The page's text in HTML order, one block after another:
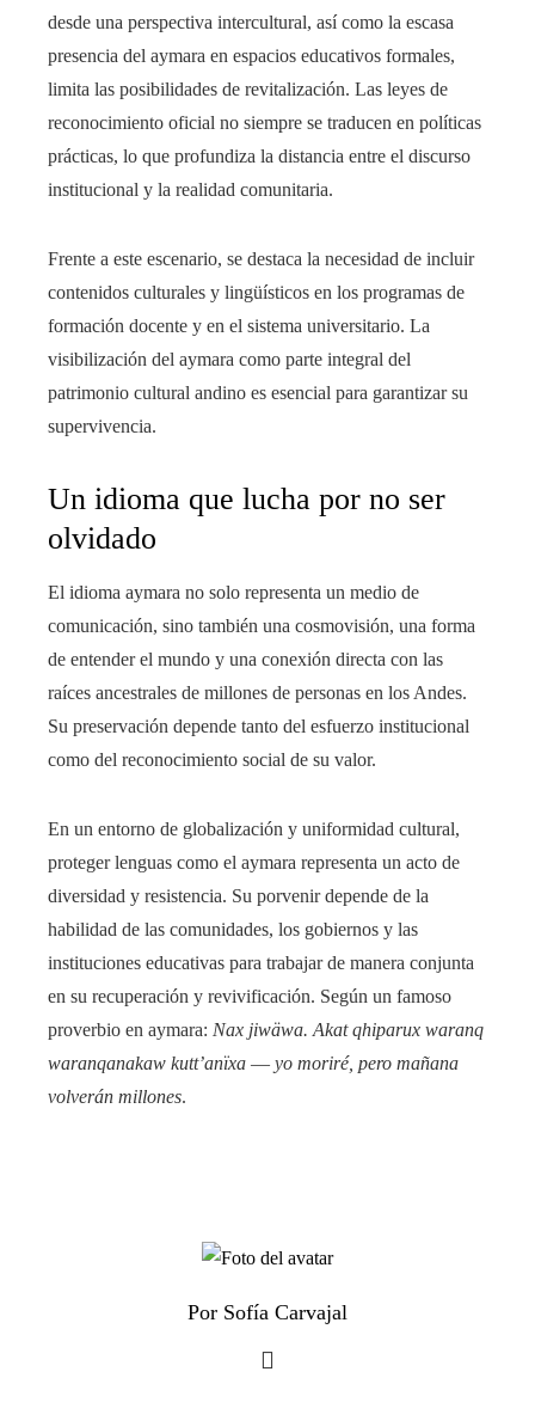
desde una perspectiva intercultural, así como la escasa
presencia del aymara en espacios educativos formales,
limita las posibilidades de revitalización. Las leyes de
reconocimiento oficial no siempre se traducen en políticas
prácticas, lo que profundiza la distancia entre el discurso
institucional y la realidad comunitaria.
Frente a este escenario, se destaca la necesidad de incluir
contenidos culturales y lingüísticos en los programas de
formación docente y en el sistema universitario. La
visibilización del aymara como parte integral del
patrimonio cultural andino es esencial para garantizar su
supervivencia.
Un idioma que lucha por no ser
olvidado
El idioma aymara no solo representa un medio de
comunicación, sino también una cosmovisión, una forma
de entender el mundo y una conexión directa con las
raíces ancestrales de millones de personas en los Andes.
Su preservación depende tanto del esfuerzo institucional
como del reconocimiento social de su valor.
En un entorno de globalización y uniformidad cultural,
proteger lenguas como el aymara representa un acto de
diversidad y resistencia. Su porvenir depende de la
habilidad de las comunidades, los gobiernos y las
instituciones educativas para trabajar de manera conjunta
en su recuperación y revivificación. Según un famoso
proverbio en aymara: Nax jiwäwa. Akat qhiparux waranq
waranqanakaw kutt’anïxa — yo moriré, pero mañana
volverán millones.
Por Sofía Carvajal